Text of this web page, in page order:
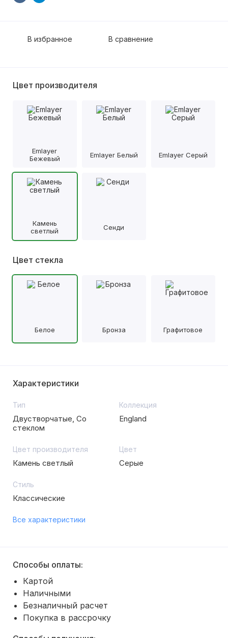
В избранное В сравнение
Цвет производителя
Emlayer
Бежевый
Emlayer Белый Emlayer Серый
Камень
светлый
Сенди
Цвет стекла
Белое Бронза Графитовое
Характеристики
Тип
Двустворчатые, Со
стеклом
Коллекция
England
Цвет производителя
Камень светлый
Цвет
Серые
Стиль
Классические
Все характеристики
Способы оплаты:
Картой
Наличными
Безналичный расчет
Покупка в рассрочку